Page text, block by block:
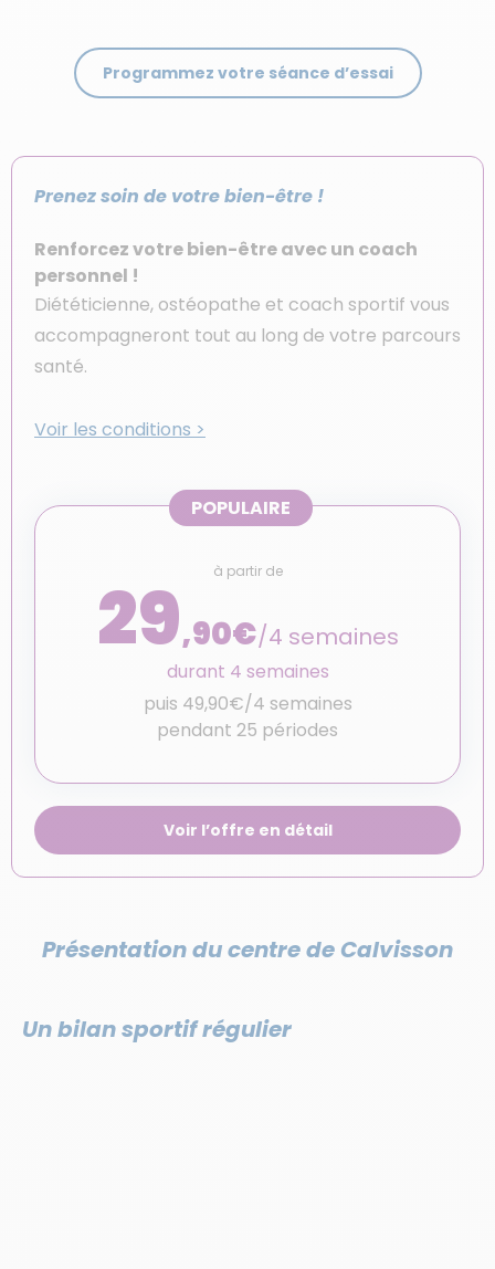
Programmez votre séance d’essai
Prenez soin de votre bien-être !
Renforcez votre bien-être avec un coach
personnel !
Diététicienne, ostéopathe et coach sportif vous
accompagneront tout au long de votre parcours
santé.
Voir les conditions >
POPULAIRE
à partir de
29,90€/4 semaines
durant 4 semaines
puis 49,90€/4 semaines
pendant 25 périodes
Voir l’offre en détail
Présentation du centre de Calvisson
Un bilan sportif régulier